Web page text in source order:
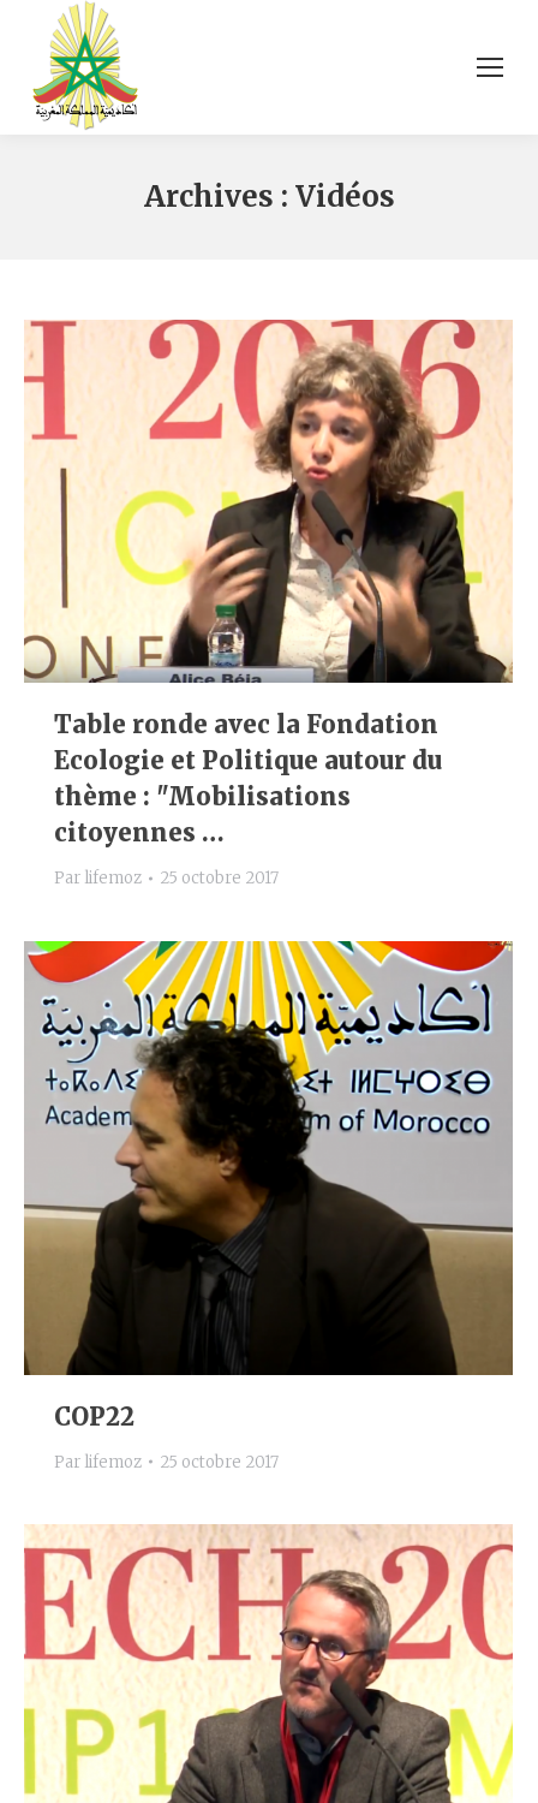
Archives : Vidéos
Table ronde avec la Fondation
Ecologie et Politique autour du
thème : "Mobilisations
citoyennes …
Par lifemoz 25 octobre 2017
COP22
Par lifemoz 25 octobre 2017